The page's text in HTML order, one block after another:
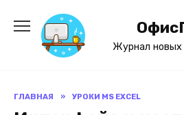
содержанию
Журнал новых
ГЛАВНАЯ » УРОКИ MS EXCEL